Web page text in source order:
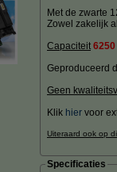
Met de zwarte
Zowel zakelijk
Capaciteit
Geproduceerd
Geen
Klik hier voor
Uiteraard ook op
Specificaties